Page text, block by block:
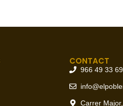
CONTACT
966 49 33 69
Carrer